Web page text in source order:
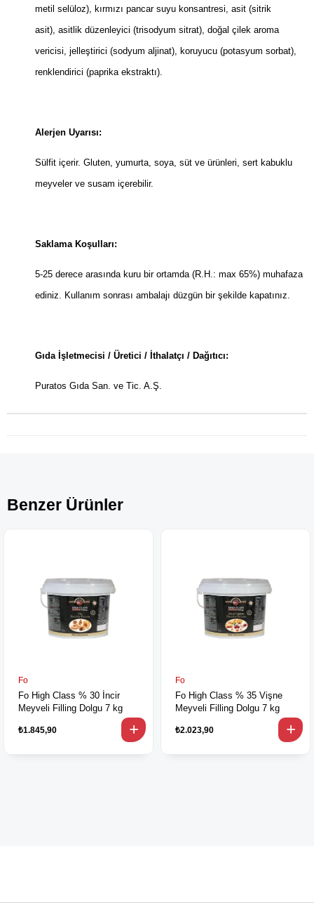
metil selüloz), kırmızı pancar suyu konsantresi, asit (sitrik
asit), asitlik düzenleyici (trisodyum sitrat), doğal çilek aroma
vericisi, jelleştirici (sodyum aljinat), koruyucu (potasyum sorbat),
renklendirici (paprika ekstraktı).
Alerjen Uyarısı:
Sülfit içerir. Gluten, yumurta, soya, süt ve ürünleri, sert kabuklu
meyveler ve susam içerebilir.
Saklama Koşulları:
5-25 derece arasında kuru bir ortamda (R.H.: max 65%) muhafaza
ediniz. Kullanım sonrası ambalajı düzgün bir şekilde kapatınız.
Gıda İşletmecisi / Üretici / İthalatçı / Dağıtıcı:
Puratos Gıda San. ve Tic. A.Ş.
Benzer Ürünler
Fo
Fo High Class % 30 İncir
Meyveli Filling Dolgu 7 kg
₺1.845,90
Fo
Fo High Class % 35 Vişne
Meyveli Filling Dolgu 7 kg
₺2.023,90